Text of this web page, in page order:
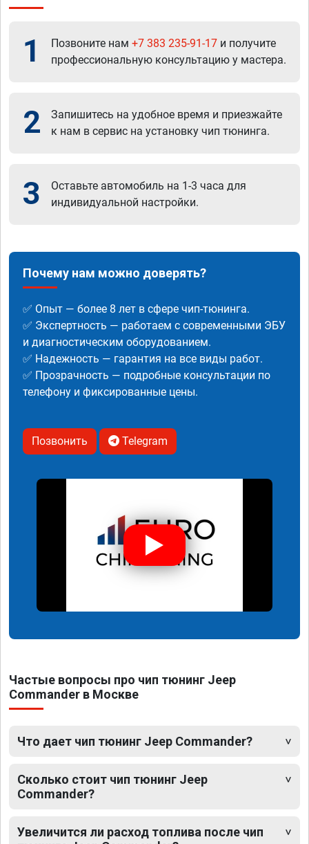
1 Позвоните нам +7 383 235-91-17 и получите
профессиональную консультацию у мастера.
2
Запишитесь на удобное время и приезжайте
к нам в сервис на установку чип тюнинга.
3
Оставьте автомобиль на 1-3 часа для
индивидуальной настройки.
Почему нам можно доверять?
✅ Опыт — более 8 лет в сфере чип-тюнинга.
✅ Экспертность — работаем с современными ЭБУ
и диагностическим оборудованием.
✅ Надежность — гарантия на все виды работ.
✅ Прозрачность — подробные консультации по
телефону и фиксированные цены.
Позвонить Telegram
Частые вопросы про чип тюнинг Jeep
Commander в Москве
Что дает чип тюнинг Jeep Commander?
Сколько стоит чип тюнинг Jeep
Commander?
Увеличится ли расход топлива после чип